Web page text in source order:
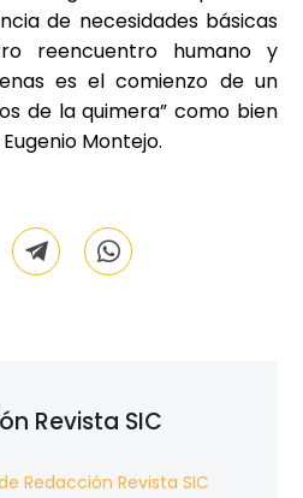
de necesidades básicas
reencuentro humano y
es el comienzo de un
de la quimera” como bien
Montejo.
Revista SIC
Redacción Revista SIC